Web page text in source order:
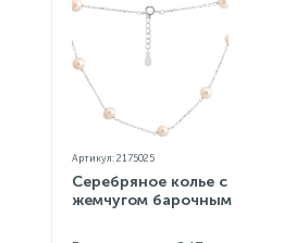
Артикул: 2175025
Серебряное колье с
жемчугом барочным